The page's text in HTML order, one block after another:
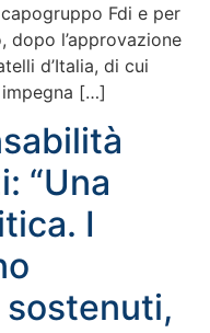
Fdi e per
dopo l’approvazione
d’Italia, di cui
[…]
“Una
I